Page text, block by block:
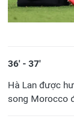
36' - 37'
Hà Lan được
song Morocco